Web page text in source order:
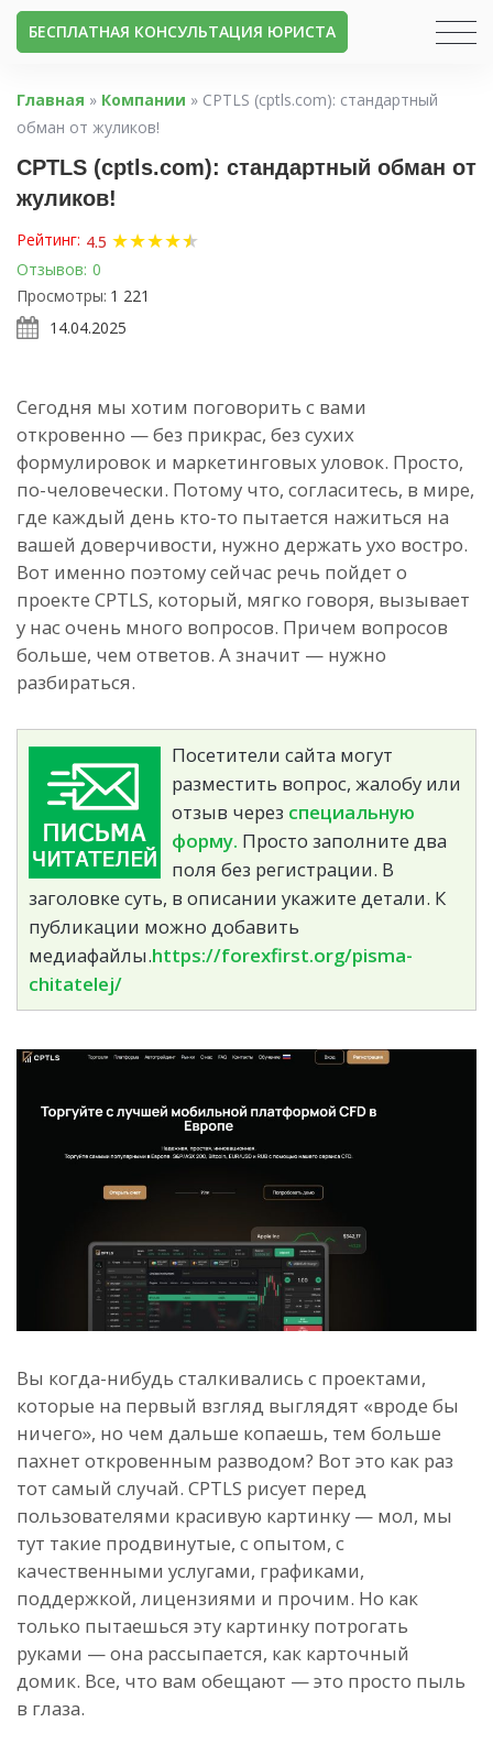
БЕСПЛАТНАЯ КОНСУЛЬТАЦИЯ ЮРИСТА
Главная » Компании » CPTLS (cptls.com): стандартный
обман от жуликов!
CPTLS (cptls.com): стандартный обман от
жуликов!
Рейтинг: 4.5 ★★★★★
★
Отзывов: 0
Просмотры: 1 221
14.04.2025
Сегодня мы хотим поговорить с вами
откровенно — без прикрас, без сухих
формулировок и маркетинговых уловок. Просто,
по-человечески. Потому что, согласитесь, в мире,
где каждый день кто-то пытается нажиться на
вашей доверчивости, нужно держать ухо востро.
Вот именно поэтому сейчас речь пойдет о
проекте CPTLS, который, мягко говоря, вызывает
у нас очень много вопросов. Причем вопросов
больше, чем ответов. А значит — нужно
разбираться.
Посетители сайта могут
разместить вопрос, жалобу или
отзыв через специальную
форму. Просто заполните два
поля без регистрации. В
заголовке суть, в описании укажите детали. К
публикации можно добавить
медиафайлы.https://forexfirst.org/pisma-
chitatelej/
Вы когда-нибудь сталкивались с проектами,
которые на первый взгляд выглядят «вроде бы
ничего», но чем дальше копаешь, тем больше
пахнет откровенным разводом? Вот это как раз
тот самый случай. CPTLS рисует перед
пользователями красивую картинку — мол, мы
тут такие продвинутые, с опытом, с
качественными услугами, графиками,
поддержкой, лицензиями и прочим. Но как
только пытаешься эту картинку потрогать
руками — она рассыпается, как карточный
домик. Все, что вам обещают — это просто пыль
в глаза.